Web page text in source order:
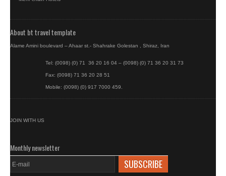
About bt travel template
Alame Amini boulevard – Ahaar st.- Shahrake Golestan , Shiraz, Iran
Tel: (0098) (0) 71 36 20 16 04 – (0098) (0) 71 36 20 31 73
Fax: (0098) 71 36 20 28 51
Mobile: (0098) (0) 917 7000 459.
JOIN WITH US
Monthly newsletter